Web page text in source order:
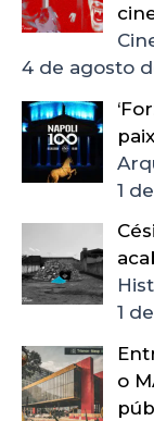
4 de agosto
1
1
o